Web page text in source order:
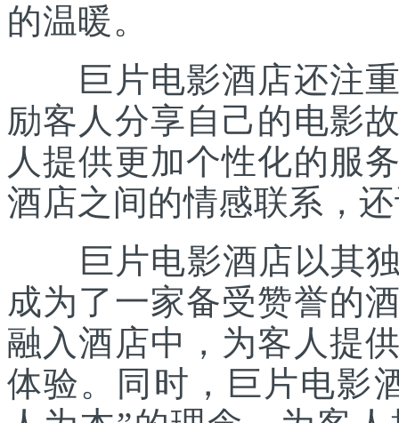
的温暖。
巨片电影酒店还注重
励客人分享自己的电影
人提供更加个性化的服
酒店之间的情感联系，
巨片电影酒店以其独
成为了一家备受赞誉的
融入酒店中，为客人提
体验。同时，巨片电影